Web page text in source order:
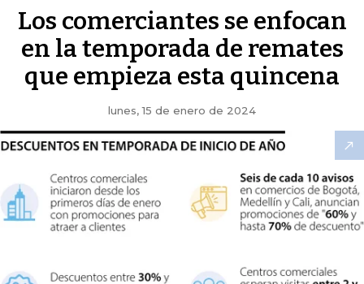
Los comerciantes se enfocan
en la temporada de remates
que empieza esta quincena
lunes, 15 de enero de 2024